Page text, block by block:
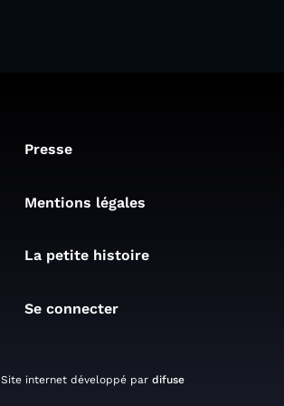
Presse
Mentions légales
La petite histoire
Se connecter
Site internet développé par difuse